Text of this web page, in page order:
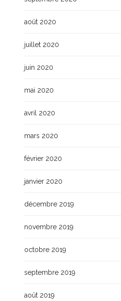
août 2020
juillet 2020
juin 2020
mai 2020
avril 2020
mars 2020
février 2020
janvier 2020
décembre 2019
novembre 2019
octobre 2019
septembre 2019
août 2019